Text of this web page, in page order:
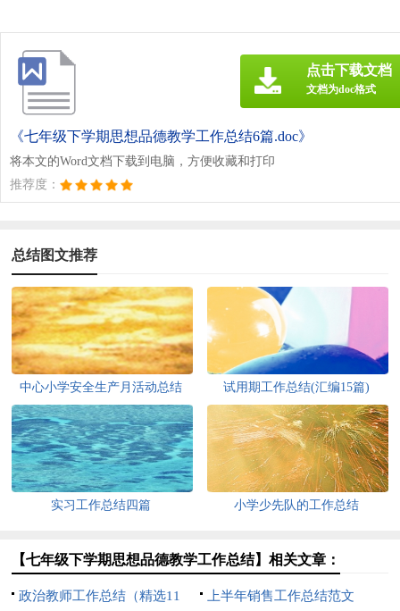
《七年级下学期思想品德教学工作总结6篇.doc》
将本文的Word文档下载到电脑，方便收藏和打印
推荐度：
点击下载文档
文档为doc格式
总结图文推荐
中心小学安全生产月活动总结 试用期工作总结(汇编15篇)
实习工作总结四篇 小学少先队的工作总结
【七年级下学期思想品德教学工作总结】相关文章：
政治教师工作总结（精选11 上半年销售工作总结范文